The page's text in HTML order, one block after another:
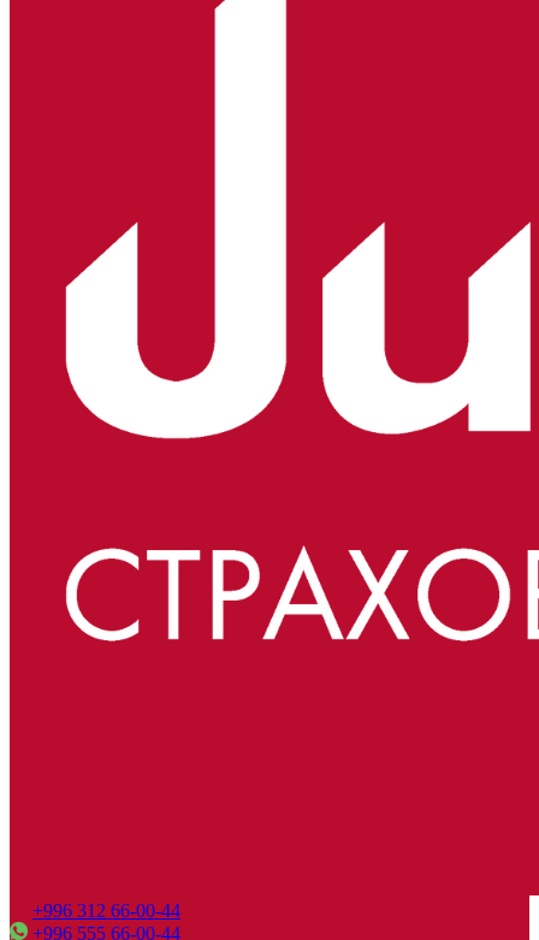
+996 312 66-00-44
+996 555 66-00-44